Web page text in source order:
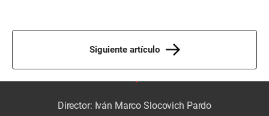
Siguiente artículo
Director: Iván Marco Slocovich Pardo